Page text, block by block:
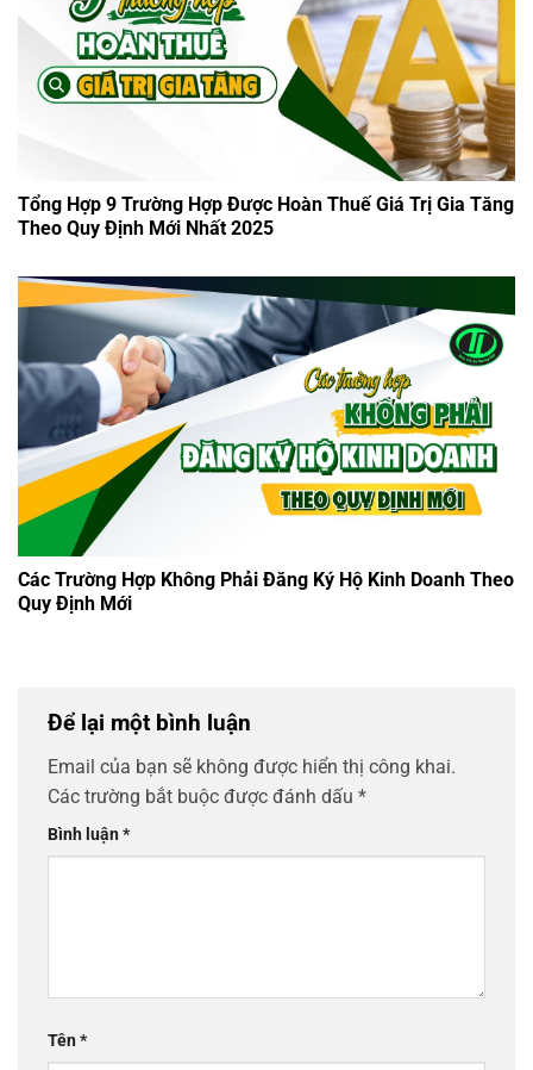
Tổng Hợp 9 Trường Hợp Được Hoàn Thuế Giá Trị Gia Tăng
Theo Quy Định Mới Nhất 2025
Các Trường Hợp Không Phải Đăng Ký Hộ Kinh Doanh Theo
Quy Định Mới
Để lại một bình luận
Email của bạn sẽ không được hiển thị công khai.
Các trường bắt buộc được đánh dấu *
Bình luận*
Tên*